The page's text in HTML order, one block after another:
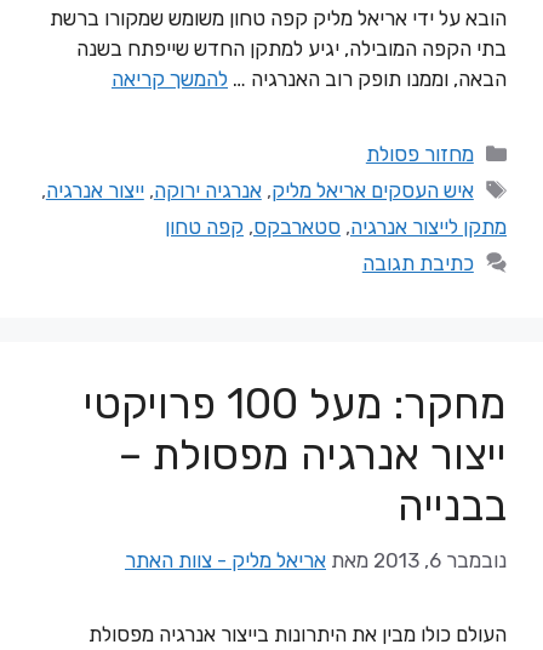
הובא על ידי אריאל מליק קפה טחון משומש שמקורו ברשת
בתי הקפה המובילה, יגיע למתקן החדש שייפתח בשנה
הבאה, וממנו תופק רוב האנרגיה … להמשך קריאה
מחזור פסולת
איש העסקים אריאל מליק,אנרגיה ירוקה,ייצור אנרגיה,
מתקן לייצור אנרגיה, סטארבקס, קפה טחון
כתיבת תגובה
מחקר: מעל 100 פרויקטי
ייצור אנרגיה מפסולת –
בבנייה
נובמבר 6, 2013 מאת אריאל מליק - צוות האתר
העולם כולו מבין את היתרונות בייצור אנרגיה מפסולת